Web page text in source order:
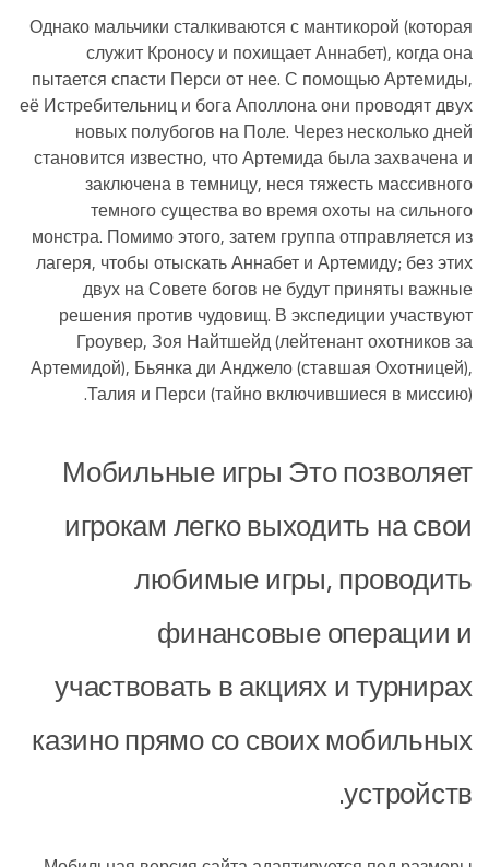
Однако мальчики сталкиваются с мантикорой (которая
служит Кроносу и похищает Аннабет), когда она
пытается спасти Перси от нее. С помощью Артемиды,
её Истребительниц и бога Аполлона они проводят двух
новых полубогов на Поле. Через несколько дней
становится известно, что Артемида была захвачена и
заключена в темницу, неся тяжесть массивного
темного существа во время охоты на сильного
монстра. Помимо этого, затем группа отправляется из
лагеря, чтобы отыскать Аннабет и Артемиду; без этих
двух на Совете богов не будут приняты важные
решения против чудовищ. В экспедиции участвуют
Гроувер, Зоя Найтшейд (лейтенант охотников за
Артемидой), Бьянка ди Анджело (ставшая Охотницей),
Талия и Перси (тайно включившиеся в миссию).
Мобильные игры Это позволяет
игрокам легко выходить на свои
любимые игры, проводить
финансовые операции и
участвовать в акциях и турнирах
казино прямо со своих мобильных
устройств.